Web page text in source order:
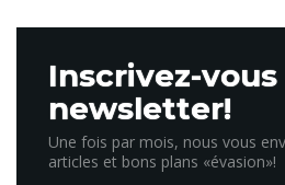
Inscrivez-
newsletter!
Une fois par mois, nous vous
articles et bons plans «évasion»!